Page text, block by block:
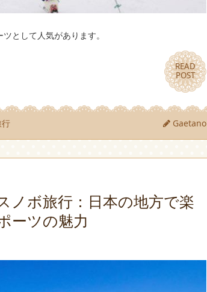
として人気があります。
READ
POST
READ
POST
行 Gaetano
ノボ旅行：日本の地方で楽
ーツの魅力